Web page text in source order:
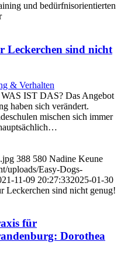
und bedürfnisorientierten
Leckerchen sind nicht
& Verhalten
IST DAS? Das Angebot
haben sich verändert.
mischen sich immer
388 580 Nadine Keune
uploads/Easy-Dogs-
11-09 20:27:332025-01-30
Leckerchen sind nicht genug!
für
Dorothea